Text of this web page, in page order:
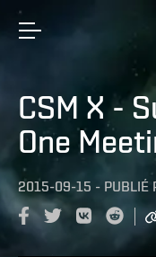
CSM X -
One
2015-09-15 - PUBLIÉ